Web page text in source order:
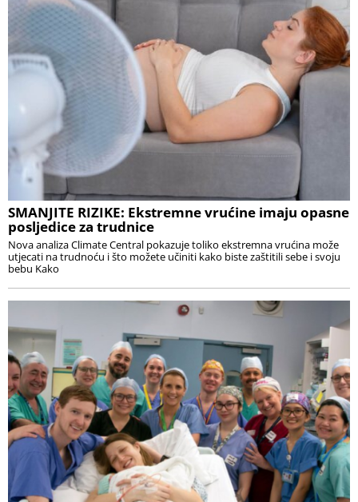
SMANJITE RIZIKE: Ekstremne vrućine imaju opasne
posljedice za trudnice
Nova analiza Climate Central pokazuje toliko ekstremna vrućina može
utjecati na trudnoću i što možete učiniti kako biste zaštitili sebe i svoju
bebu Kako